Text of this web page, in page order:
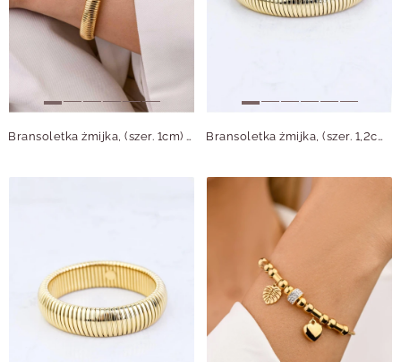
Bransoletka żmijka, (szer. 1cm) stal pozłacana S109543Z00 Bransoletka żmijka, (szer. 1,2cm) stal pozłacana S109544Z00